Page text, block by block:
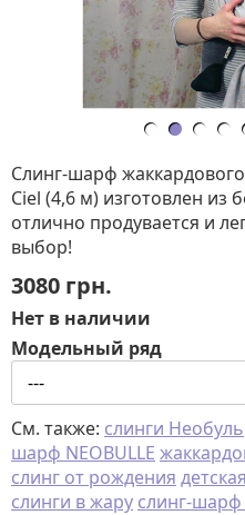
Слинг-шарф
Сiel (4,6 м) изготовлен из
отлично продувается и
выбор!
3080 грн.
Нет в наличии
Модельный ряд
См. также: слинги Необуль
шарф NEOBULLE
слинг от рождения
слинги в жару слинг-шарф